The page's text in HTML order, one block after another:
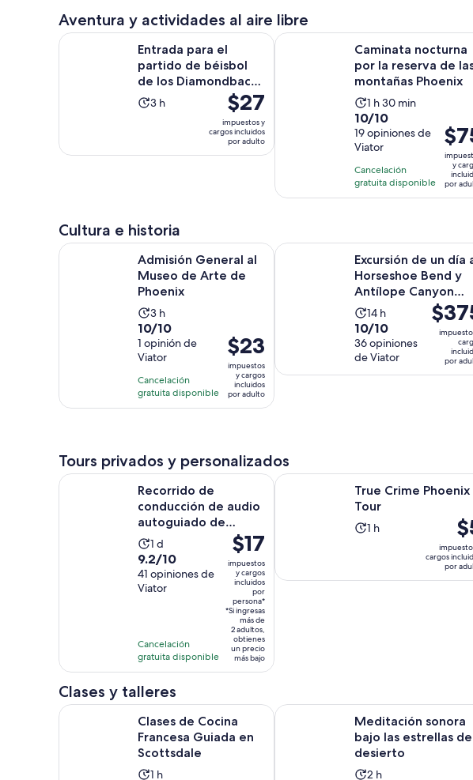
adulto
Aventura y actividades al aire libre
Entrada para el
partido de béisbol
de los Diamondbacks
de Arizona en el
Cha...
La
3
3 h
El
precio
es
de
$27
impuestos y
cargos incluidos
por adulto
Entrada para el partido de béisbol de los Diamondbacks de Arizona en el
Caminata nocturna
por la reserva de
montañas Phoenix
La
actividad
dura
1
hora
y
30
1 h 30 min
10.0
de
10
con
19
opiniones
10/10
19 opiniones de
Viator
Cancelación
gratuita disponible
El
es
de
$75.
y
por
Caminata nocturna por la reserva
Cultura e historia
Admisión General al
Museo de Arte de
Phoenix
La
actividad
dura
3
horas
3 h
10.0
de
10
con
1
opinión
10/10
1 opinión de
Viator
Cancelación
gratuita disponible
El
precio
es
de
$23.
$23
impuestos
y cargos
incluidos
por adulto
Admisión General al Museo de Arte de Phoenix Se abrirá en una nueva
Excursión de un día
Horseshoe Bend y
Antílope Canyon
desde Phoenix
La
actividad
dura
14
horas
14 h
10.0
de
10
con
10/10
36 opiniones
de Viator
El
precio
es
de
$375.
por
Excursión de un día a Horseshoe
Tours privados y personalizados
Recorrido de
conducción de audio
autoguiado de
Sedona
La
actividad
dura
1
1 d
9.2
de
10
opiniones
9.2/10
41 opiniones de
Viator
Cancelación
gratuita disponible
El
precio
es
de
$17.
por
persona*
$17
impuestos
y cargos
incluidos
por
persona*
*Si ingresas
más de
2 adultos,
obtienes
un precio
más bajo
Recorrido de conducción de audio autoguiado de Sedona Se abrirá en
True Crime Phoenix
Tour
La
1
1 h
El
es
de
cargos
por
True Crime Phoenix Tour Se abrirá
Clases y talleres
Clases de Cocina
Francesa Guiada en
Scottsdale
La
1 h
Clases de Cocina Francesa Guiada en Scottsdale Se abrirá en una nueva
Meditación sonora
bajo las estrellas
desierto
La
2 h
Meditación sonora bajo las